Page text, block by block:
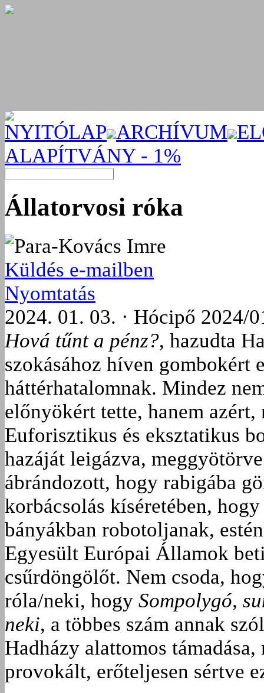
NYITÓLAP ARCHÍVUM
ALAPÍTVÁNY - 1%
Állatorvosi róka
Para-Kovács Imre
Küldés e-mailben
Nyomtatás
2024. 01. 03. · Hócipő 2024/
Hová tűnt a pénz?, hazudta
szokásához híven gombokért
háttérhatalomnak. Mindez
előnyökért tette, hanem
Euforisztikus és eksztatikus
hazáját leigázva,
ábrándozott, hogy rabigába
korbácsolás kíséretében,
bányákban robotoljanak,
Egyesült Európai Államok
csűrdöngölőt. Nem csoda,
róla/neki, hogy Sompolygó,
neki, a többes szám annak
Hadházy alattomos
provokált, erőteljesen sértve